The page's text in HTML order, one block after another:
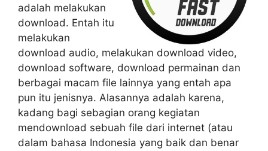
adalah melakukan
download. Entah itu
melakukan
download audio, melakukan download video,
download software, download permainan dan
berbagai macam file lainnya yang entah apa
pun itu jenisnya. Alasannya adalah karena,
kadang bagi sebagian orang kegiatan
mendownload sebuah file dari internet (atau
dalam bahasa Indonesia yang baik dan benar